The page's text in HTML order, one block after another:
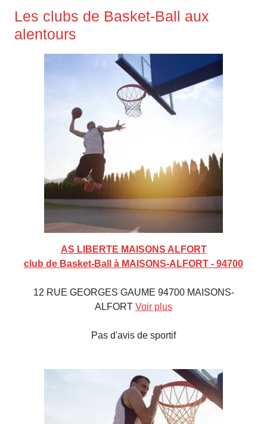
Les clubs de Basket-Ball aux
alentours
AS LIBERTE MAISONS ALFORT
club de Basket-Ball à MAISONS-ALFORT - 94700
12 RUE GEORGES GAUME 94700 MAISONS-
ALFORT Voir plus
Pas d'avis de sportif